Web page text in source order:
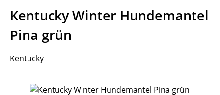
Kentucky Winter Hundemantel
Pina grün
Kentucky
Bildergalerie überspringen